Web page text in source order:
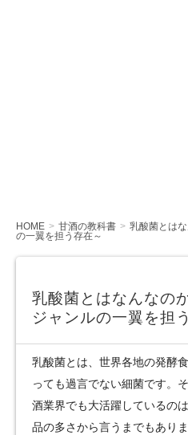
HOME 甘酒の教科書
乳酸菌とは
の一翼を担う存在～
乳酸菌とはなんなの
ジャンルの一翼を担
乳酸菌とは、世界各地の発酵
っても過言でない細菌です。
酒業界でも大活躍しているの
品の多さから言うまでもあり